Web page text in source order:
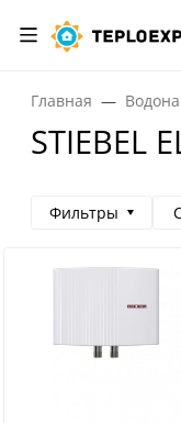
Главная
STIEBEL
Фильтры